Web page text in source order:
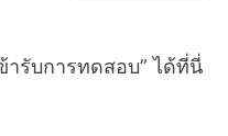
ารับการทดสอบ” ได้ที่นี่